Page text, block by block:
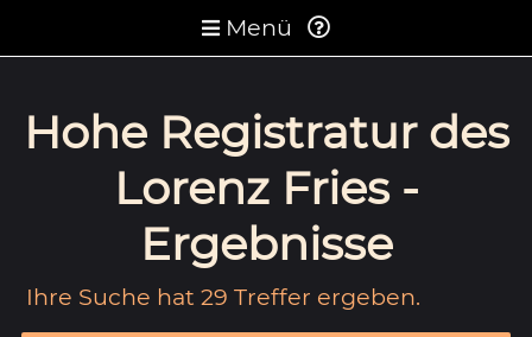
Menü
Hohe Registratur des
Lorenz Fries -
Ergebnisse
Ihre Suche hat 29 Treffer ergeben.